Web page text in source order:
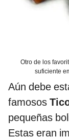
Otro de los
suficiente
Aún debe
famosos
pequeñas
Estas eran